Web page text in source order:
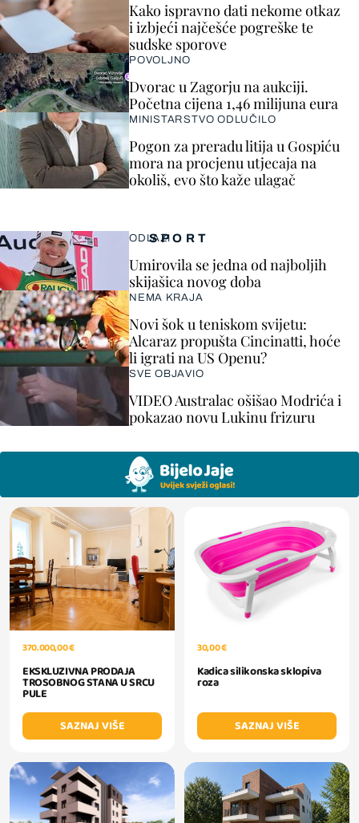
SPORT
ODLAZI
Umirovila se jedna od najboljih
skijašica novog doba
NEMA KRAJA
Novi šok u teniskom svijetu:
Alcaraz propušta Cincinatti, hoće
li igrati na US Openu?
SVE OBJAVIO
VIDEO Australac ošišao Modrića i
pokazao novu Lukinu frizuru
Kako ispravno dati nekome otkaz
i izbjeći najčešće pogreške te
sudske sporove
POVOLJNO
Dvorac u Zagorju na aukciji.
Početna cijena 1,46 milijuna eura
MINISTARSTVO ODLUČILO
Pogon za preradu litija u Gospiću
mora na procjenu utjecaja na
okoliš, evo što kaže ulagač
370.000,00 €
EKSKLUZIVNA PRODAJA
TROSOBNOG STANA U SRCU
PULE
SAZNAJ VIŠE
30,00 €
Kadica silikonska sklopiva
roza
SAZNAJ VIŠE